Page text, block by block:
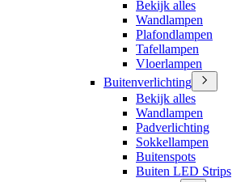
Bekijk alles
Wandlampen
Plafondlampen
Tafellampen
Vloerlampen
Buitenverlichting
Bekijk alles
Wandlampen
Padverlichting
Sokkellampen
Buitenspots
Buiten LED Strips